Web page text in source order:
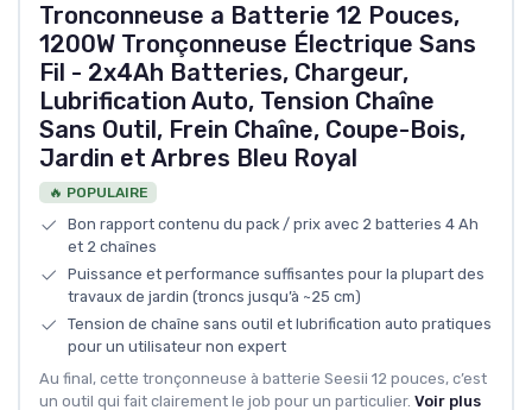
Tronconneuse a Batterie 12 Pouces,
1200W Tronçonneuse Électrique Sans
Fil - 2x4Ah Batteries, Chargeur,
Lubrification Auto, Tension Chaîne
Sans Outil, Frein Chaîne, Coupe-Bois,
Jardin et Arbres Bleu Royal
🔥 POPULAIRE
Bon rapport contenu du pack / prix avec 2 batteries 4 Ah
et 2 chaînes
Puissance et performance suffisantes pour la plupart des
travaux de jardin (troncs jusqu’à ~25 cm)
Tension de chaîne sans outil et lubrification auto pratiques
pour un utilisateur non expert
Au final, cette tronçonneuse à batterie Seesii 12 pouces, c’est
un outil qui fait clairement le job pour un particulier. Voir plus